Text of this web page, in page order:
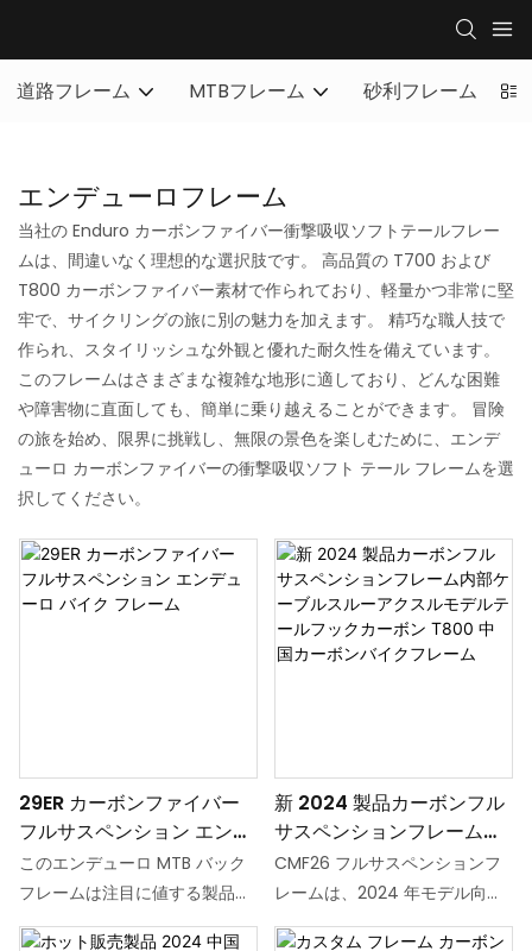
道路フレーム MTBフレーム 砂利フレーム
エンデューロフレーム
当社の Enduro カーボンファイバー衝撃吸収ソフトテールフレー
ムは、間違いなく理想的な選択肢です。 高品質の T700 および
T800 カーボンファイバー素材で作られており、軽量かつ非常に堅
牢で、サイクリングの旅に別の魅力を加えます。 精巧な職人技で
作られ、スタイリッシュな外観と優れた耐久性を備えています。
このフレームはさまざまな複雑な地形に適しており、どんな困難
や障害物に直面しても、簡単に乗り越えることができます。 冒険
の旅を始め、限界に挑戦し、無限の景色を楽しむために、エンデ
ューロ カーボンファイバーの衝撃吸収ソフト テール フレームを選
択してください。
29ER カーボンファイバー
フルサスペンション エンデ
ューロ バイク フレーム
このエンデューロ MTB バック
フレームは注目に値する製品で
す。 フルカーボンファイバー製
新 2024 製品カーボンフル
サスペンションフレーム内
部ケーブルスルーアクスル
モデルテールフックカーボ
クフレーム
CMF26 フルサスペンションフ
レームは、2024 年モデル向け
に設計された高性能カーボンバ